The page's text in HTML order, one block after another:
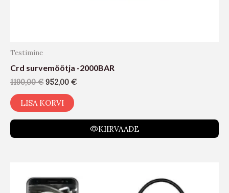
Testimine
Crd survemõõtja -2000BAR
1190,00€ 952,00 €
LISA KORVI
KIIRVAADE